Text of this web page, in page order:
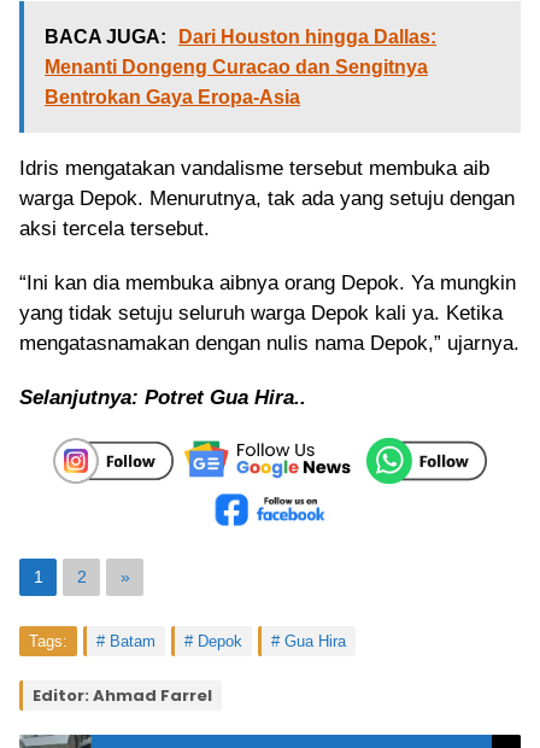
BACA JUGA:
Dari Houston hingga Dallas:
Menanti Dongeng Curacao dan Sengitnya
Bentrokan Gaya Eropa-Asia
Idris mengatakan vandalisme tersebut membuka aib
warga Depok. Menurutnya, tak ada yang setuju dengan
aksi tercela tersebut.
“Ini kan dia membuka aibnya orang Depok. Ya mungkin
yang tidak setuju seluruh warga Depok kali ya. Ketika
mengatasnamakan dengan nulis nama Depok,” ujarnya.
Selanjutnya: Potret Gua Hira..
1 2 »
Tags: Batam Depok Gua Hira
Editor: Ahmad Farrel